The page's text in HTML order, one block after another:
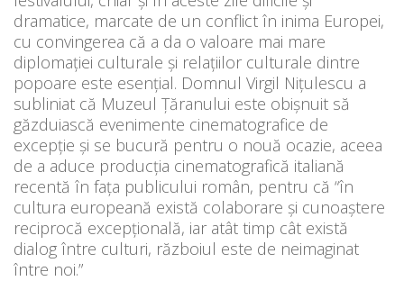
dramatice, marcate de un conflict în inima Europei,
cu convingerea că a da o valoare mai mare
diplomației culturale și relațiilor culturale dintre
popoare este esențial. Domnul Virgil Nițulescu a
subliniat că Muzeul Ţăranului este obișnuit să
găzduiască evenimente cinematografice de
excepție și se bucură pentru o nouă ocazie, aceea
de a aduce producția cinematografică italiană
recentă în fața publicului român, pentru că “în
cultura europeană există colaborare și cunoaștere
reciprocă excepțională, iar atât timp cât există
dialog între culturi, războiul este de neimaginat
între noi.”